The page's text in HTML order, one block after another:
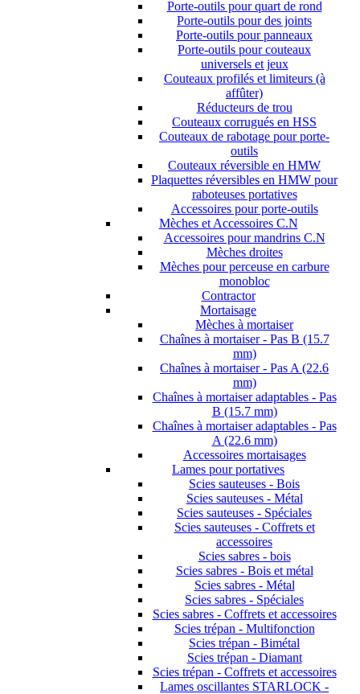
Porte-outils pour quart de rond
Porte-outils pour des joints
Porte-outils pour panneaux
Porte-outils pour couteaux
universels et jeux
Couteaux profilés et limiteurs (à
affûter)
Réducteurs de trou
Couteaux corrugués en HSS
Couteaux de rabotage pour porte-
outils
Couteaux réversible en HMW
Plaquettes réversibles en HMW pour
raboteuses portatives
Accessoires pour porte-outils
Mèches et Accessoires C.N
Accessoires pour mandrins C.N
Mèches droites
Mèches pour perceuse en carbure
monobloc
Contractor
Mortaisage
Mèches à mortaiser
Chaînes à mortaiser - Pas B (15.7
mm)
Chaînes à mortaiser - Pas A (22.6
mm)
Chaînes à mortaiser adaptables - Pas
B (15.7 mm)
Chaînes à mortaiser adaptables - Pas
A (22.6 mm)
Accessoires mortaisages
Lames pour portatives
Scies sauteuses - Bois
Scies sauteuses - Métal
Scies sauteuses - Spéciales
Scies sauteuses - Coffrets et
accessoires
Scies sabres - bois
Scies sabres - Bois et métal
Scies sabres - Métal
Scies sabres - Spéciales
Scies sabres - Coffrets et accessoires
Scies trépan - Multifonction
Scies trépan - Bimétal
Scies trépan - Diamant
Scies trépan - Coffrets et accessoires
Lames oscillantes STARLOCK -